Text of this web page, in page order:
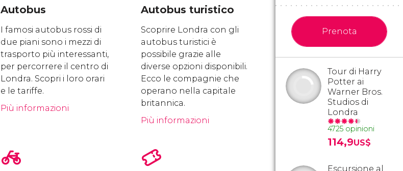
Autobus
I famosi autobus rossi di
due piani sono i mezzi di
trasporto più interessanti,
per percorrere il centro di
Londra. Scopri i loro orari
e le tariffe.
Più informazioni
Autobus turistico
Scoprire Londra con gli
autobus turistici è
possibile grazie alle
diverse opzioni disponibili.
Ecco le compagnie che
operano nella capitale
britannica.
Più informazioni
Prenota
Tour di Harry
Potter ai
Warner Bros.
Studios di
Londra
4725 opinioni
114,9US$
Escursione al